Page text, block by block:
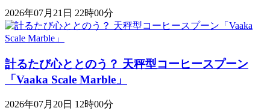
2026年07月21日 22時00分
計るたび心ととのう？ 天秤型コーヒースプーン
「Vaaka Scale Marble」
2026年07月20日 12時00分